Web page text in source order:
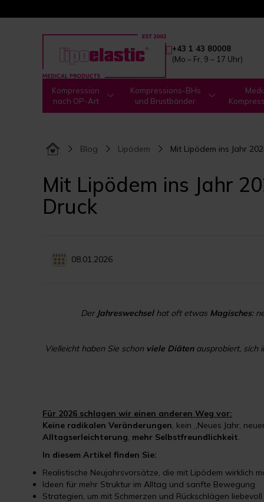
+43 1 43 80008
(Mo – Fr, 9 – 17 Uhr)
Kompression
nach OP-Art
Kompressions-BHs
und Brustbänder
Blog Lipödem Mit Lipödem ins Jahr
Mit Lipödem ins Jahr
Druck
08.01.2026
Der Jahreswechselhat oft etwas Magisches:
Vielleicht haben Sie schon viele Diätenausprobiert, sich
Für 2026 schlagen wir einen anderen Weg vor:
Keine radikalen Veränderungen, kein „Neues Jahr,
Alltagserleichterung, mehr Selbstfreundlichkeit.
In diesem Artikel finden Sie:
Realistische Neujahrsvorsätze, die mit Lipödem wirklich
Ideen für mehr Struktur im Alltag und sanfte Bewegung
Strategien, um mit Schmerzen und Rückschlägen